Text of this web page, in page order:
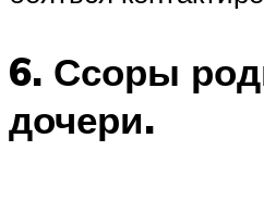
6. Ссоры
дочери.